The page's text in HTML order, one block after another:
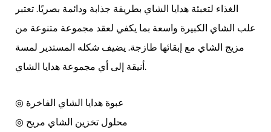
الغذاء لتعبئة هدايا الشاي بطريقة جذابة ودائمة بصريًا. تعتبر
علب الشاي الكبيرة واسعة بما يكفي لعقد مجموعة متنوعة من
مزيج الشاي مع إبقائها طازجة. يضيف شكله المستدير لمسة
أنيقة إلى أي مجموعة هدايا الشاي.
◎ محلول تخزين الشاي مريح